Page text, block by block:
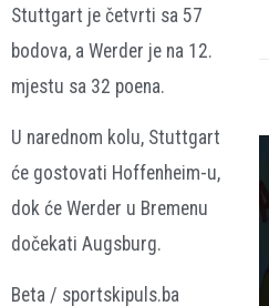
Stuttgart je četvrti sa 57
bodova, a Werder je na 12.
mjestu sa 32 poena.
U narednom kolu, Stuttgart
će gostovati Hoffenheim-u,
dok će Werder u Bremenu
dočekati Augsburg.
Beta / sportskipuls.ba